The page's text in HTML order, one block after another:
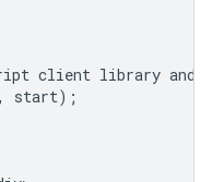
client library and
start);